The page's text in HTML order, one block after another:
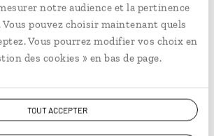
notre audience et la pertinence
pouvez choisir maintenant quels
Vous pourrez modifier vos choix en
des cookies » en bas de page.
TOUT ACCEPTER
de terrasses cultivées
pièces de théâtres à Mascate lors de
Festival
de falaises abruptes
le souk de Muttrah, animé à la veille
en encens, tissus et bijoux